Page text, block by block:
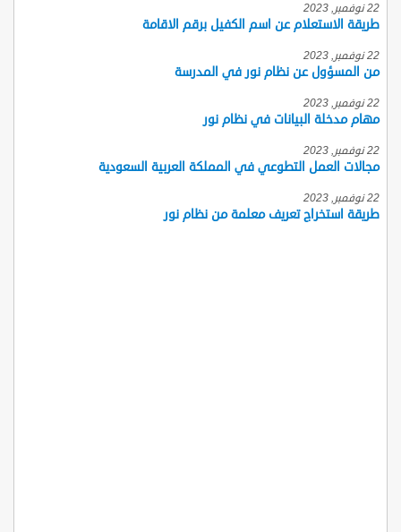
22 نوفمبر, 2023
طريقة الاستعلام عن اسم الكفيل برقم الاقامة
22 نوفمبر, 2023
من المسؤول عن نظام نور في المدرسة
22 نوفمبر, 2023
مهام مدخلة البيانات في نظام نور
22 نوفمبر, 2023
مجالات العمل التطوعي في المملكة العربية السعودية
22 نوفمبر, 2023
طريقة استخراج تعريف معلمة من نظام نور